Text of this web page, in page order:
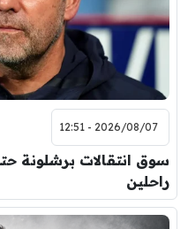
2026/08/07 - 12:51
راحلين